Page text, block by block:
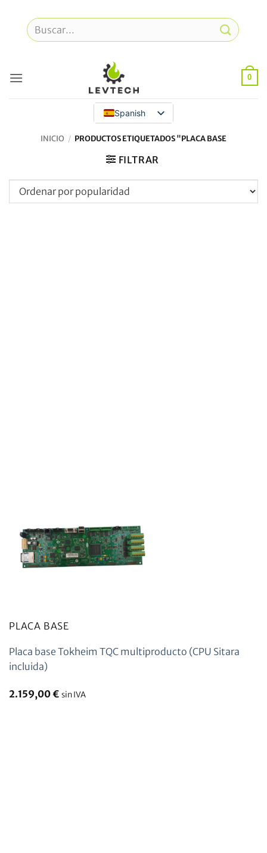
contenido
Buscar
por:
0
Spanish
INICIO / PRODUCTOS ETIQUETADOS "PLACA BASE
FILTRAR
PLACA BASE
Placa base Tokheim TQC multiproducto (CPU Sitara
incluida)
2.159,00€ sin IVA